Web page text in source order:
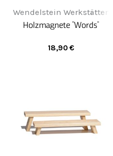
Wendelstein Werkstätten
Holzmagnete "Words"
18,90 €